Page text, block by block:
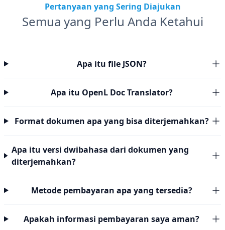
Pertanyaan yang Sering Diajukan
Semua yang Perlu Anda Ketahui
Apa itu file JSON?
Apa itu OpenL Doc Translator?
Format dokumen apa yang bisa diterjemahkan?
Apa itu versi dwibahasa dari dokumen yang
diterjemahkan?
Metode pembayaran apa yang tersedia?
Apakah informasi pembayaran saya aman?